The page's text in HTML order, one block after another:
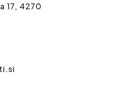
17, 4270